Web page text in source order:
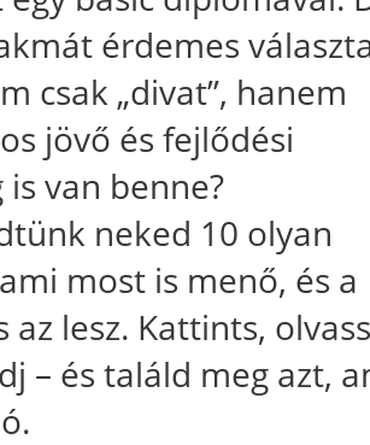
érdemes
csak „divat”, hanem
jövő és fejlődési
van benne?
neked 10 olyan
most is menő, és a
az lesz. Kattints,
– és találd meg azt,